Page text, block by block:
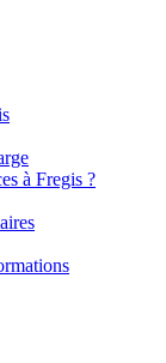
à Fregis ?